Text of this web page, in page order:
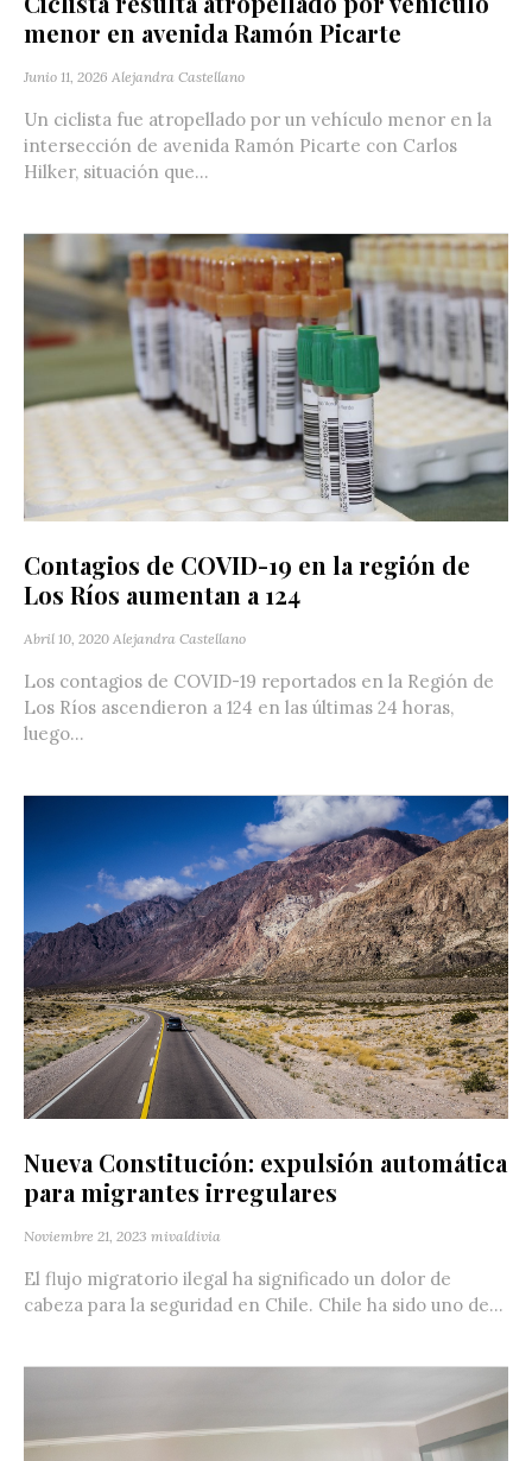
menor en avenida Ramón Picarte
Junio 11, 2026 Alejandra Castellano
Un ciclista fue atropellado por un vehículo menor en la
intersección de avenida Ramón Picarte con Carlos
Hilker, situación que...
Contagios de COVID-19 en la región de
Los Ríos aumentan a 124
Abril 10, 2020 Alejandra Castellano
Los contagios de COVID-19 reportados en la Región de
Los Ríos ascendieron a 124 en las últimas 24 horas,
luego...
Nueva Constitución: expulsión automática
para migrantes irregulares
Noviembre 21, 2023 mivaldivia
El flujo migratorio ilegal ha significado un dolor de
cabeza para la seguridad en Chile. Chile ha sido uno de...